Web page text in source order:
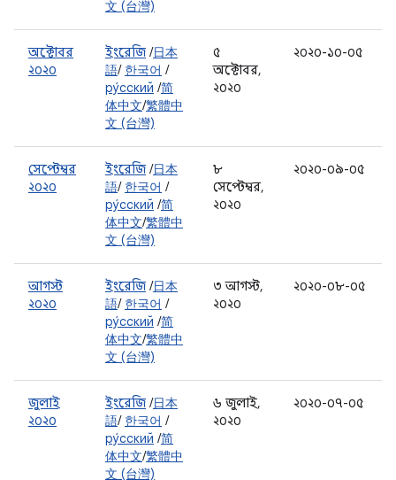
文 (台灣)
অক্টোবর
২০২০
ইংরেজি /日本
語/ 한국어 /
ру́сский /简
体中文/繁體中
文 (台灣)
৫
অক্টোবর,
২০২০
২০২০-১০-০৫
সেপ্টেম্বর
২০২০
ইংরেজি /日本
語/ 한국어 /
ру́сский /简
体中文/繁體中
文 (台灣)
৮
সেপ্টেম্বর,
২০২০
২০২০-০৯-০৫
আগস্ট
২০২০
ইংরেজি /日本
語/ 한국어 /
ру́сский /简
体中文/繁體中
文 (台灣)
৩ আগস্ট,
২০২০
২০২০-০৮-০৫
জুলাই
২০২০
ইংরেজি /日本
語/ 한국어 /
ру́сский /简
体中文/繁體中
文 (台灣)
৬ জুলাই,
২০২০
২০২০-০৭-০৫